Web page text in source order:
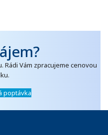
Rádi Vám zpracujeme cenovou
poptávka